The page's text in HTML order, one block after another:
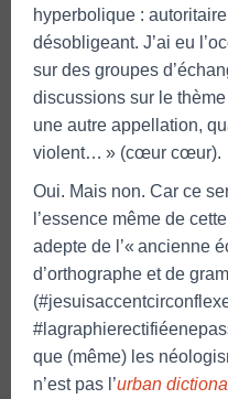
hyperbolique :
désobligeant. J’ai eu
sur des groupes
discussions sur le
une autre appellation,
violent… » (cœur cœur).
Oui. Mais non. Car ce
l’essence même de cette
adepte de l’« ancienne
d’orthographe et de
que (même) les
n’est pas l’urban